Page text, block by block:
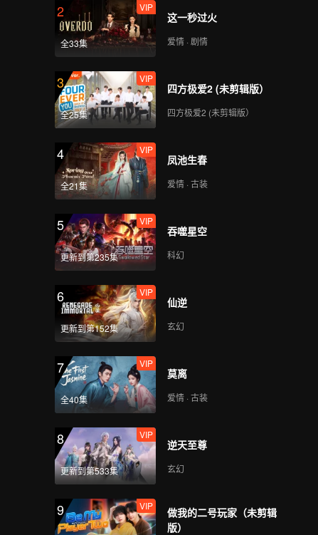
2
全33集
VIP
这一秒过火
爱情 · 剧情
3
全25集
VIP
四方极爱2 (未剪辑版）
四方极爱2 (未剪辑版）
4
全21集
VIP
凤池生春
爱情 · 古装
5
更新到第235集
VIP
吞噬星空
科幻
6
更新到第152集
VIP
仙逆
玄幻
7
全40集
VIP
莫离
爱情 · 古装
8
更新到第533集
VIP
逆天至尊
玄幻
9 VIP
做我的二号玩家（未剪辑
版）